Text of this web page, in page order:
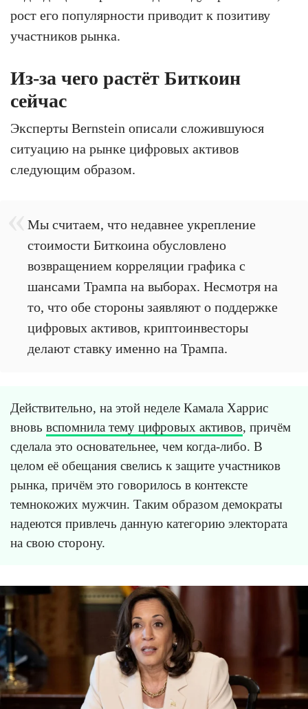
рост его популярности приводит к позитиву
участников рынка.
Из-за чего растёт Биткоин
сейчас
Эксперты Bernstein описали сложившуюся
ситуацию на рынке цифровых активов
следующим образом.
Мы считаем, что недавнее укрепление
стоимости Биткоина обусловлено
возвращением корреляции графика с
шансами Трампа на выборах. Несмотря на
то, что обе стороны заявляют о поддержке
цифровых активов, криптоинвесторы
делают ставку именно на Трампа.
Действительно, на этой неделе Камала Харрис
вновь вспомнила тему цифровых активов, причём
сделала это основательнее, чем когда-либо. В
целом её обещания свелись к защите участников
рынка, причём это говорилось в контексте
темнокожих мужчин. Таким образом демократы
надеются привлечь данную категорию электората
на свою сторону.